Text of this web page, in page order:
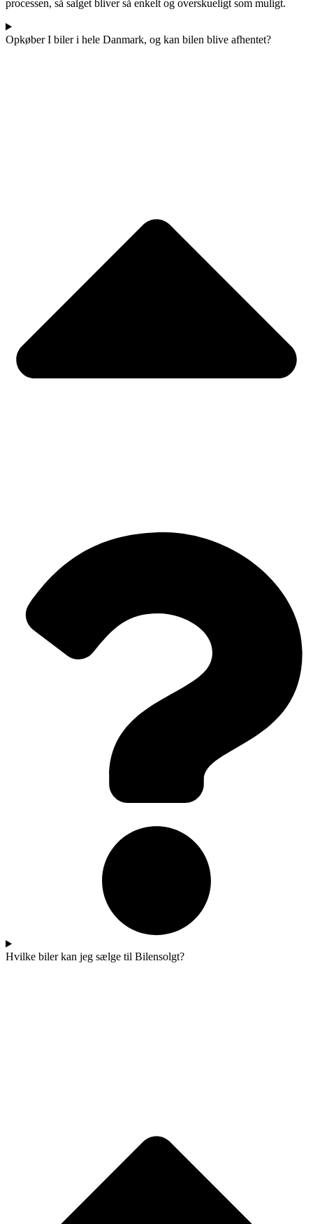
processen, så salget bliver så enkelt og overskueligt som muligt.
Opkøber I biler i hele Danmark, og kan bilen blive afhentet?
Hvilke biler kan jeg sælge til Bilensolgt?